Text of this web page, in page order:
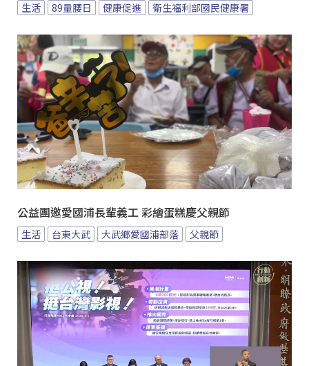
生活 89量腰日 健康促進 衛生福利部國民健康署
公益團邀愛國浦長輩義工 彩繪蛋糕慶父親節
生活 台東大武 大武鄉愛國浦部落 父親節